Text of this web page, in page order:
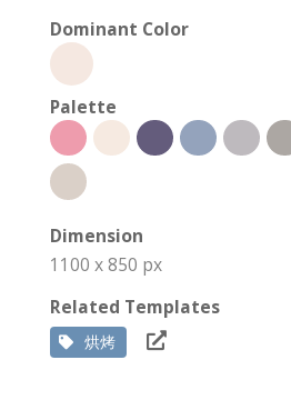
Dominant Color
Palette
Dimension
1100 x 850 px
Related Templates
烘烤